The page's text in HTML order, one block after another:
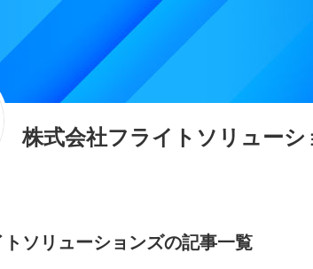
株式会社フライトソリューシ
ソリューションズの記事一覧